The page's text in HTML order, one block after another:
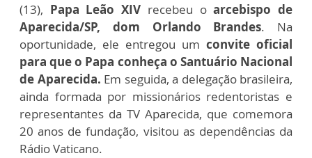
(13), Papa Leão XIV recebeu oarcebispo de
Aparecida/SP, dom Orlando Brandes. Na
oportunidade, ele entregou um convite oficial
para que o Papa conheça o Santuário Nacional
de Aparecida. Em seguida, a delegação brasileira,
ainda formada por missionários redentoristas e
representantes da TV Aparecida, que comemora
20 anos de fundação, visitou as dependências da
Rádio Vaticano.